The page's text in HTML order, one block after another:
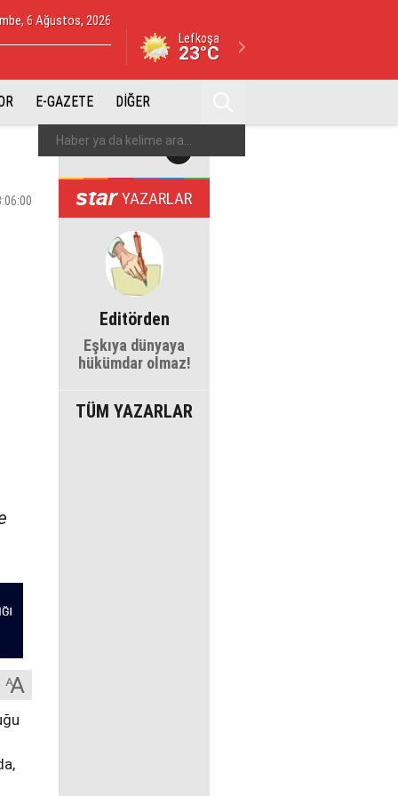
6 Ağustos, 2026
Lefkoşa
23°C
E-GAZETE DİĞER
YAZARLAR
Editörden
Eşkıya dünyaya
hükümdar olmaz!
TÜM YAZARLAR